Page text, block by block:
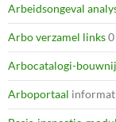
Arbeidsongeval
Arbo verzamel links0
Arbocatalogi-
Arboportaal